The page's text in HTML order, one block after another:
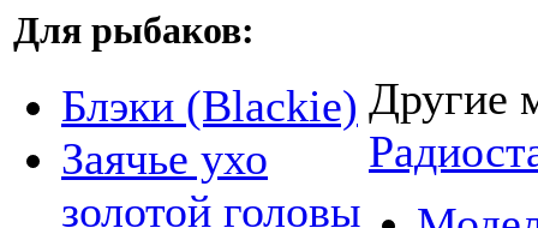
Для рыбаков:
Блэки (Blackie)
Заячье ухо
золотой головы
Другие